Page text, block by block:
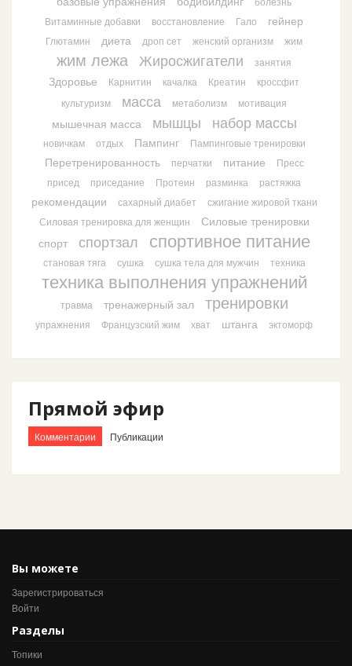
Витаминные добавки
восстановление Гало гейнер
Глютамин диета дроп сет женский организм жим
жим лежа Жиросжигатели занятия
Здоровье Карнитин качалка Креатин
кроссфит
культуризм
масса метаболизм мотивация
мышечная масса мышцы набор массы
новичкам отдых Пампинг Пампинговые тренировки
Перетренированность перчатки питание
Пресс
присед
приседание Протеин разминка растяжка
рекомендации сахарный диабет
сжигание жировой ткани
Силовая тренировка для женщин
Силовые тренировки
спорт
спортзал спортивное питание
становая тяга сушка сушка тела для мужчин техника
техника выполнения упражнений
травма тренажерный зал тренировки
упражнения Французский жим хват штанга эктоморф
Прямой эфир
Комментарии Публикации
Вы можете
Зарегистрироваться
Войти
Разделы
Топики